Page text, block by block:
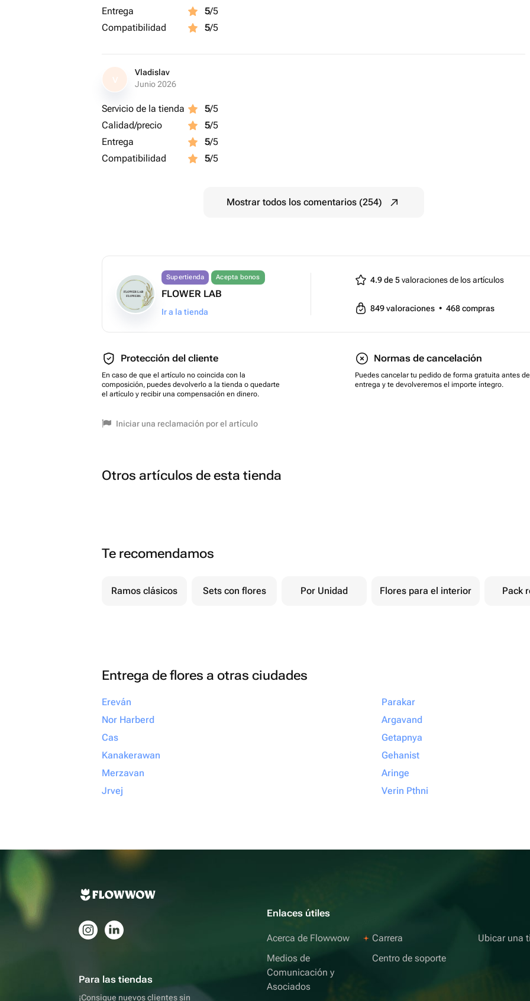
Entrega
5/5
Compatibilidad
5/5
V
Vladislav
Junio 2026
Servicio de la tienda 5/5
Calidad/precio
5/5
Entrega
5/5
Compatibilidad
5/5
Mostrar todos los comentarios (254)
Supertienda Acepta bonos
FLOWER LAB
Ir a la tienda
4.9 de 5valoraciones de los artículos
849valoraciones • 468compras
Protección del cliente
En caso de que el artículo no coincida con la
composición, puedes devolverlo a la tienda o quedarte
el artículo y recibir una compensación en dinero.
Normas de cancelación
Puedes cancelar tu pedido de forma gratuita antes
entrega y te devolveremos el importe íntegro.
Iniciar una reclamación por el artículo
Otros artículos de esta tienda
Te recomendamos
Ramos clásicos Sets con flores Por Unidad Flores para el interior Pack
Entrega de flores a otras ciudades
Ereván
Nor Harberd
Cas
Kanakerawan
Merzavan
Jrvej
Parakar
Argavand
Getapnya
Gehanist
Aringe
Verin Pthni
Para las tiendas
¡Consigue nuevos clientes sin
Enlaces útiles
Acerca de Flowwow
Medios de
Comunicación y
Asociados
Carrera
Centro de soporte
Ubicar una